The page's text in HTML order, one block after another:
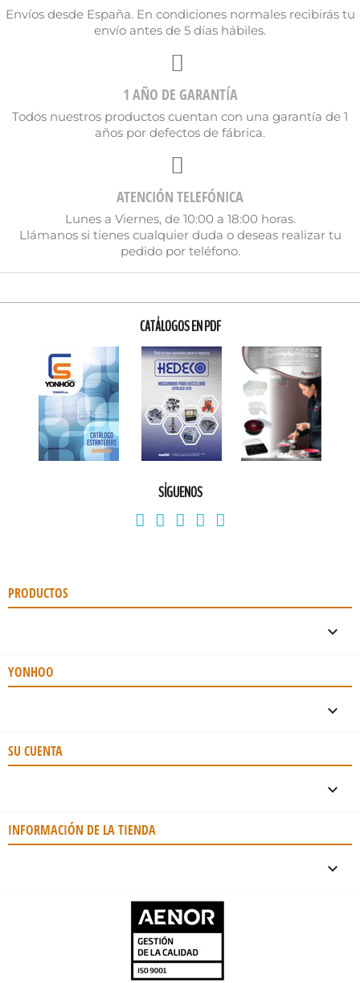
Envíos desde España. En condiciones normales recibirás tu
envío antes de 5 días hábiles.
1 AÑO DE GARANTÍA
Todos nuestros productos cuentan con una garantía de 1
años por defectos de fábrica.
ATENCIÓN TELEFÓNICA
Lunes a Viernes, de 10:00 a 18:00 horas.
Llámanos si tienes cualquier duda o deseas realizar tu
pedido por teléfono.
CATÁLOGOS EN PDF
SÍGUENOS
PRODUCTOS

YONHOO

SU CUENTA

INFORMACIÓN DE LA TIENDA
keyboard_arrow_down